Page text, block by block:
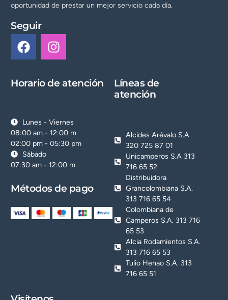
oportunidad de prestar un mejor servicio cada día.
Seguir
Horario de atención
Lunes - Viernes
08:00 am - 12:00 m
02:00 pm - 05:30 pm
Sábado
07:30 am - 12:00 m
Métodos de pago
Líneas de
atención
Alcides Arévalo S.A.
320 725 87 01
Unicamperos S.A 313
716 65 52
Distribuidora
Grancolombiana S.A.
313 716 65 54
Colombiana de
Camperos S.A. 313 716
65 53
Alcia Rodamientos S.A.
313 716 65 53
Tulio Henao S.A. 313
716 65 51